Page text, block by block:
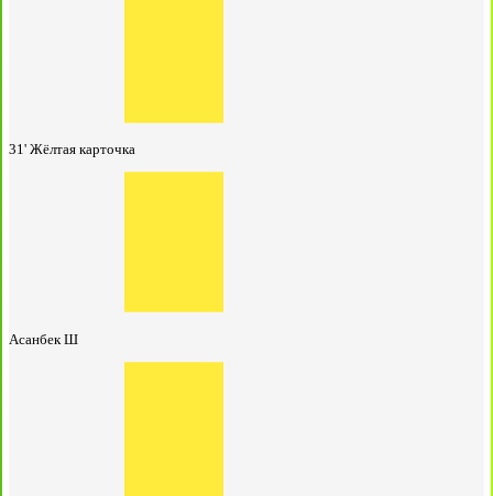
31' Жёлтая карточка
Асанбек Ш